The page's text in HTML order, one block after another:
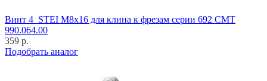
Винт 4_STEI M8x16 для клина к фрезам серии 692 CMT
990.064.00
359 р.
Подобрать аналог